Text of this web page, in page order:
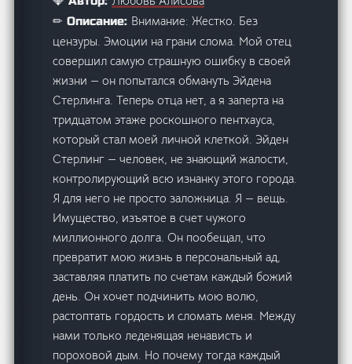
✏ Описание: Внимание: Жестко. Без
цензуры. Эмоции на грани слома. Мой отец
совершил самую страшную ошибку в своей
жизни — он попытался обмануть Эйдена
Стерлинга. Теперь отца нет, а я заперта на
тридцатом этаже роскошного пентхауса,
который стал моей личной клеткой. Эйден
Стерлинг — человек, не знающий жалости,
контролирующий всю изнанку этого города.
Я для него не просто заложница. Я — вещь.
Имущество, изъятое в счет чужого
миллионного долга. Он пообещал, что
превратит мою жизнь в персональный ад,
заставляя платить по счетам каждый божий
день. Он хочет подчинить мою волю,
растоптать гордость и сломать меня. Между
нами только леденящая ненависть и
пороховой дым. Но почему тогда каждый